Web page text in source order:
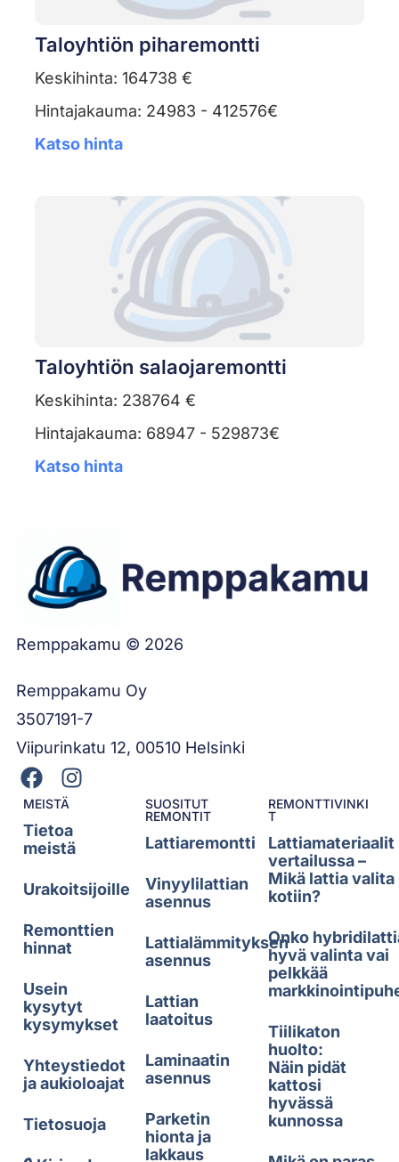
Taloyhtiön piharemontti
Keskihinta: 164738 €
Hintajakauma: 24983 - 412576€
Katso hinta
Taloyhtiön salaojaremontti
Keskihinta: 238764 €
Hintajakauma: 68947 - 529873€
Katso hinta
Remppakamu © 2026
Remppakamu Oy
3507191-7
Viipurinkatu 12, 00510 Helsinki
MEISTÄ
Tietoa
meistä
Urakoitsijoille
Remonttien
hinnat
Usein
kysytyt
kysymykset
Yhteystiedot
ja aukioloajat
Tietosuoja
SUOSITUT
REMONTIT
Lattiaremontti
Vinyylilattian
asennus
Lattialämmityksen
asennus
Lattian
laatoitus
Laminaatin
asennus
Parketin
hionta ja
lakkaus
REMONTTIVINKI
T
Lattiamateriaalit
vertailussa –
Mikä lattia valita
kotiin?
Onko
hyvä valinta vai
pelkkää
Tiilikaton
huolto:
Näin pidät
kattosi
hyvässä
kunnossa